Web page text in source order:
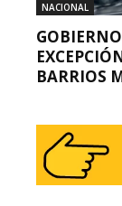
NACIONAL
BARRIOS